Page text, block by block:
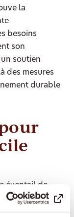
la
besoins
son
soutien
des mesures
durable
éventail de
pour vous
possible de